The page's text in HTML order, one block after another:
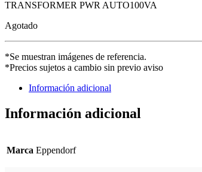
TRANSFORMER PWR AUTO100VA
Agotado
*Se muestran imágenes de referencia.
*Precios sujetos a cambio sin previo aviso
Información adicional
Información adicional
Marca Eppendorf